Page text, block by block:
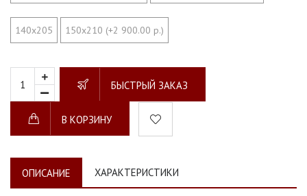
140х205 150х210 (+2 900.00 р.)
БЫСТРЫЙ ЗАКАЗ
В КОРЗИНУ
ОПИСАНИЕ ХАРАКТЕРИСТИКИ